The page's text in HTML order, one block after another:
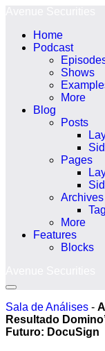
conteúdo
Home
Podcast
Shows
More
Blog
Posts
Pages
Archives
Tag
More
Features
Blocks
Alternância
menu
Sala de Análises -
Resultado
Futuro: DocuSign